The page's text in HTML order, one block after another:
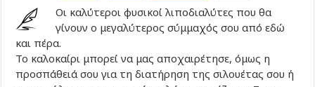
Οι καλύτεροι φυσικοί λιποδιαλύτες που θα
γίνουν ο μεγαλύτερος σύμμαχός σου από εδώ
και πέρα.
Το καλοκαίρι μπορεί να μας αποχαιρέτησε, όμως η
προσπάθειά σου για τη διατήρηση της σιλουέτας σου ή